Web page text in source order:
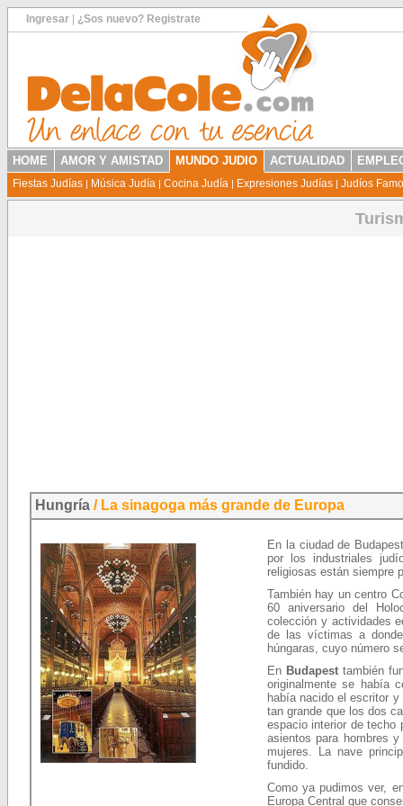
Ingresar ¿Sos nuevo? Registrate
HOME AMOR Y AMISTAD MUNDO JUDIO ACTUALIDAD
Fiestas Judías | Música Judía | Cocina Judía | Expresiones Judías | Judíos
Hungría / La sinagoga más grande de Europa
En la ciudad de
por los industriales
religiosas están siempre
También hay un centro
60 aniversario del
colección y actividades
de las víctimas a
húngaras, cuyo número
En Budapesttambién
originalmente se había
había nacido el escritor
tan grande que los dos
espacio interior de techo
asientos para hombres
mujeres. La nave
fundido.
Como ya pudimos ver,
Europa Central que